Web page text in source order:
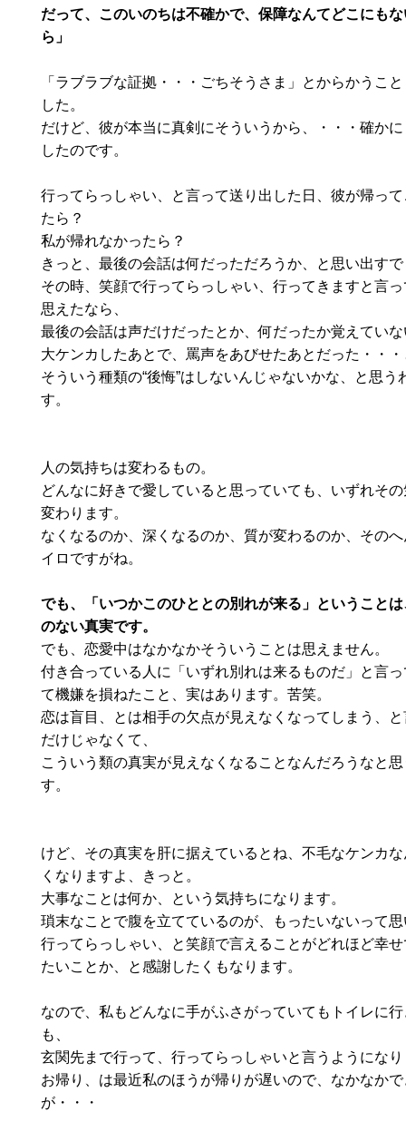
だって、このいのちは不確かで、保障なんてどこにも
ら」
「ラブラブな証拠・・・ごちそうさま」とからかうこ
した。
だけど、彼が本当に真剣にそういうから、・・・確か
したのです。
行ってらっしゃい、と言って送り出した日、彼が帰っ
たら？
私が帰れなかったら？
きっと、最後の会話は何だっただろうか、と思い出す
その時、笑顔で行ってらっしゃい、行ってきますと言
思えたなら、
最後の会話は声だけだったとか、何だったか覚えてい
大ケンカしたあとで、罵声をあびせたあとだった・・
そういう種類の“後悔”はしないんじゃないかな、と思う
す。
人の気持ちは変わるもの。
どんなに好きで愛していると思っていても、いずれそ
変わります。
なくなるのか、深くなるのか、質が変わるのか、その
イロですがね。
でも、「いつかこのひととの別れが来る」ということ
のない真実です。
でも、恋愛中はなかなかそういうことは思えません。
付き合っている人に「いずれ別れは来るものだ」と言
て機嫌を損ねたこと、実はあります。苦笑。
恋は盲目、とは相手の欠点が見えなくなってしまう、
だけじゃなくて、
こういう類の真実が見えなくなることなんだろうなと
す。
けど、その真実を肝に据えているとね、不毛なケンカ
くなりますよ、きっと。
大事なことは何か、という気持ちになります。
瑣末なことで腹を立てているのが、もったいないって
行ってらっしゃい、と笑顔で言えることがどれほど幸
たいことか、と感謝したくもなります。
なので、私もどんなに手がふさがっていてもトイレに
も、
玄関先まで行って、行ってらっしゃいと言うようにな
お帰り、は最近私のほうが帰りが遅いので、なかなか
が・・・